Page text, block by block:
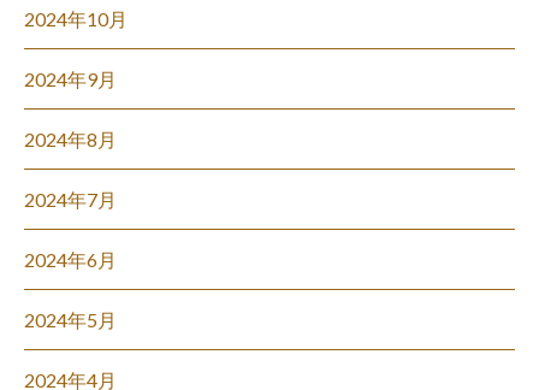
2024年10月
2024年9月
2024年8月
2024年7月
2024年6月
2024年5月
2024年4月